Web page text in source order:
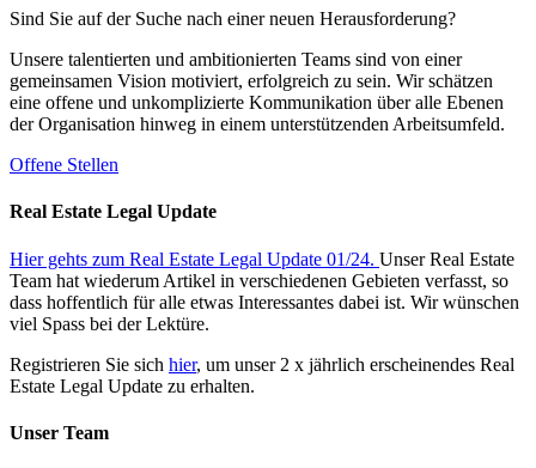
Sind Sie auf der Suche nach einer neuen Herausforderung?
Unsere talentierten und ambitionierten Teams sind von einer
gemeinsamen Vision motiviert, erfolgreich zu sein. Wir schätzen
eine offene und unkomplizierte Kommunikation über alle Ebenen
der Organisation hinweg in einem unterstützenden Arbeitsumfeld.
Offene Stellen
Real Estate Legal Update
Hier gehts zum Real Estate Legal Update 01/24. Unser Real Estate
Team hat wiederum Artikel in verschiedenen Gebieten verfasst, so
dass hoffentlich für alle etwas Interessantes dabei ist. Wir wünschen
viel Spass bei der Lektüre.
Registrieren Sie sich hier, um unser 2 x jährlich erscheinendes Real
Estate Legal Update zu erhalten.
Unser Team